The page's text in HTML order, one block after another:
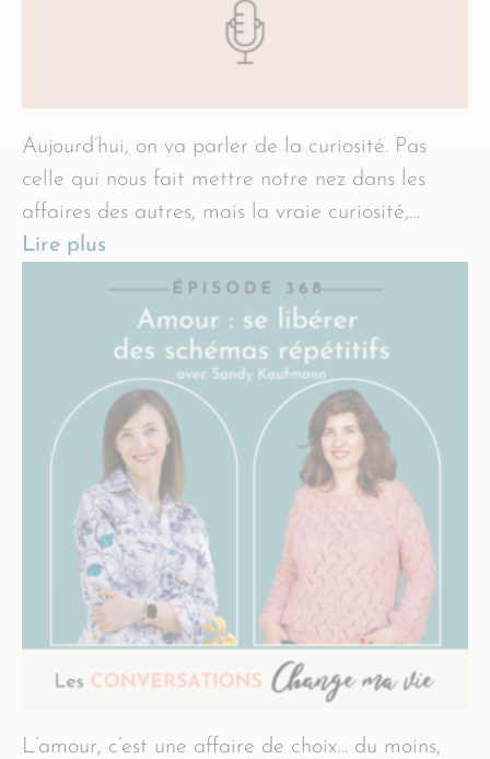
Aujourd’hui, on va parler de la curiosité. Pas
celle qui nous fait mettre notre nez dans les
affaires des autres, mais la vraie curiosité,…
Lire plus
L’amour, c’est une affaire de choix… du moins,